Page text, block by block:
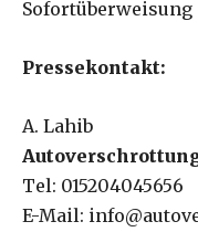
Sofortüberweisung
Pressekontakt:
A. Lahib
Tel: 015204045656
E-Mail: